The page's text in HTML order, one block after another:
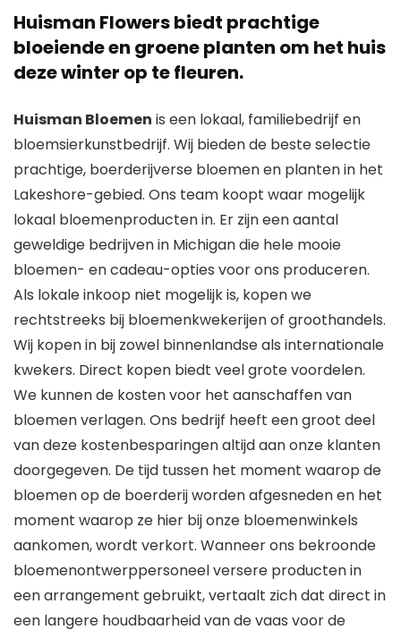
Huisman Flowers biedt prachtige
bloeiende en groene planten om het huis
deze winter op te fleuren.
Huisman Bloemen is een lokaal, familiebedrijf en
bloemsierkunstbedrijf. Wij bieden de beste selectie
prachtige, boerderijverse bloemen en planten in het
Lakeshore-gebied. Ons team koopt waar mogelijk
lokaal bloemenproducten in. Er zijn een aantal
geweldige bedrijven in Michigan die hele mooie
bloemen- en cadeau-opties voor ons produceren.
Als lokale inkoop niet mogelijk is, kopen we
rechtstreeks bij bloemenkwekerijen of groothandels.
Wij kopen in bij zowel binnenlandse als internationale
kwekers. Direct kopen biedt veel grote voordelen.
We kunnen de kosten voor het aanschaffen van
bloemen verlagen. Ons bedrijf heeft een groot deel
van deze kostenbesparingen altijd aan onze klanten
doorgegeven. De tijd tussen het moment waarop de
bloemen op de boerderij worden afgesneden en het
moment waarop ze hier bij onze bloemenwinkels
aankomen, wordt verkort. Wanneer ons bekroonde
bloemenontwerppersoneel versere producten in
een arrangement gebruikt, vertaalt zich dat direct in
een langere houdbaarheid van de vaas voor de